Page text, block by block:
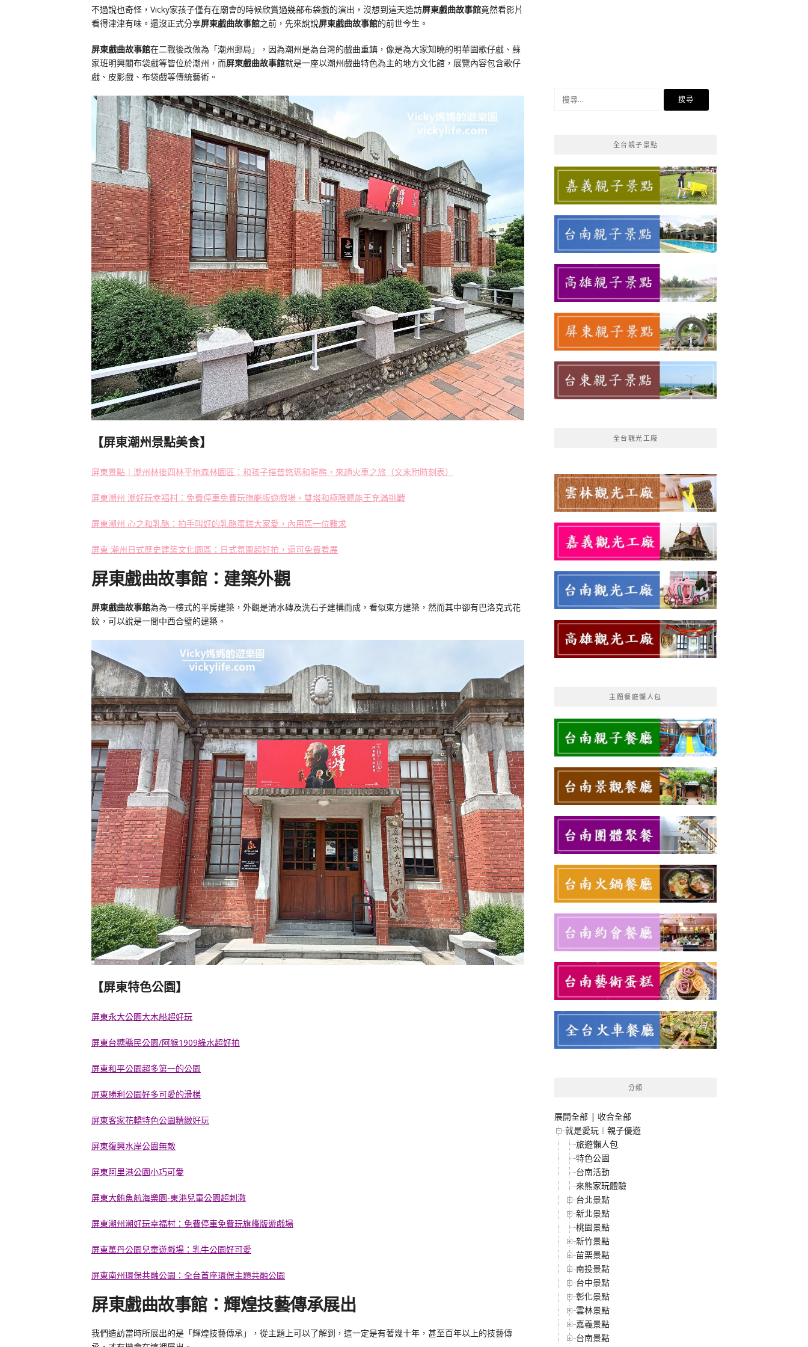
不過說也奇怪，Vicky家孩子僅有在廟會的時候欣賞過幾部布袋戲的演出，沒想到這天造訪屏東戲曲故事館竟然看影片
看得津津有味。還沒正式分享屏東戲曲故事館之前，先來說說屏東戲曲故事館的前世今生。
屏東戲曲故事館在二戰後改做為「潮州郵局」，因為潮州是為台灣的戲曲重鎮，像是為大家知曉的明華園歌仔戲、蘇
家班明興閣布袋戲等皆位於潮州，而屏東戲曲故事館就是一座以潮州戲曲特色為主的地方文化館，展覽內容包含歌仔
戲、皮影戲、布袋戲等傳統藝術。
【屏東潮州景點美食】
屏東景點︱潮州林後四林平地森林園區：和孩子搭普悠瑪和喔熊，來趟火車之旅（文末附時刻表）
屏東潮州 潮好玩幸福村：免費停車免費玩旗艦版遊戲場，雙塔和極限體能王充滿挑戰
屏東潮州 心之和乳酪：拍手叫好的乳酪蛋糕大家愛，內用區一位難求
屏東 潮州日式歷史建築文化園區：日式氛圍超好拍，還可免費看展
屏東戲曲故事館：建築外觀
屏東戲曲故事館為為一樓式的平房建築，外觀是清水磚及洗石子建構而成，看似東方建築，然而其中卻有巴洛克式花
紋，可以說是一間中西合璧的建築。
【屏東特色公園】
屏東永大公園大木船超好玩
屏東台糖縣民公園/阿猴1909綠水超好拍
屏東和平公園超多第一的公園
屏東勝利公園好多可愛的滑梯
屏東客家花轎特色公園精緻好玩
屏東復興水岸公園無敵
屏東阿里港公園小巧可愛
屏東大鮪魚航海樂園-東港兒童公園超刺激
屏東潮州潮好玩幸福村：免費停車免費玩旗艦版遊戲場
屏東萬丹公園兒童遊戲場：乳牛公園好可愛
屏東南州環保共融公園：全台首座環保主題共融公園
屏東戲曲故事館：輝煌技藝傳承展出
我們造訪當時所展出的是「輝煌技藝傳承」，從主題上可以了解到，這一定是有著幾十年，甚至百年以上的技藝傳
全台親子景點
全台觀光工廠
主題餐廳懶人包
分類
展開全部 | 收合全部
就是愛玩︱親子優遊
旅遊懶人包
特色公園
台南活動
來熊家玩體驗
台北景點
新北景點
桃園景點
新竹景點
苗栗景點
南投景點
台中景點
彰化景點
雲林景點
嘉義景點
台南景點